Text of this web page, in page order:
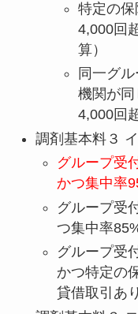
特定の保
4,000回
算）
同一グ
機関が同
4,000回
調剤基本料３ イ
グループ受
かつ集中率
グループ受
つ集中率
グループ受
かつ特定の
貸借取引あ